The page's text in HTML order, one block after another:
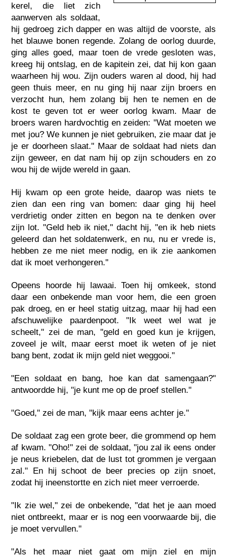
kerel, die liet zich
aanwerven als soldaat,
hij gedroeg zich dapper en was altijd de voorste, als
het blauwe bonen regende. Zolang de oorlog duurde,
ging alles goed, maar toen de vrede gesloten was,
kreeg hij ontslag, en de kapitein zei, dat hij kon gaan
waarheen hij wou. Zijn ouders waren al dood, hij had
geen thuis meer, en nu ging hij naar zijn broers en
verzocht hun, hem zolang bij hen te nemen en de
kost te geven tot er weer oorlog kwam. Maar de
broers waren hardvochtig en zeiden: "Wat moeten we
met jou? We kunnen je niet gebruiken, zie maar dat je
je er doorheen slaat." Maar de soldaat had niets dan
zijn geweer, en dat nam hij op zijn schouders en zo
wou hij de wijde wereld in gaan.
Hij kwam op een grote heide, daarop was niets te
zien dan een ring van bomen: daar ging hij heel
verdrietig onder zitten en begon na te denken over
zijn lot. "Geld heb ik niet," dacht hij, "en ik heb niets
geleerd dan het soldatenwerk, en nu, nu er vrede is,
hebben ze me niet meer nodig, en ik zie aankomen
dat ik moet verhongeren."
Opeens hoorde hij lawaai. Toen hij omkeek, stond
daar een onbekende man voor hem, die een groen
pak droeg, en er heel statig uitzag, maar hij had een
afschuwelijke paardenpoot. "Ik weet wel wat je
scheelt," zei de man, "geld en goed kun je krijgen,
zoveel je wilt, maar eerst moet ik weten of je niet
bang bent, zodat ik mijn geld niet weggooi."
"Een soldaat en bang, hoe kan dat samengaan?"
antwoordde hij, "je kunt me op de proef stellen."
"Goed," zei de man, "kijk maar eens achter je."
De soldaat zag een grote beer, die grommend op hem
af kwam. "Oho!" zei de soldaat, "jou zal ik eens onder
je neus kriebelen, dat de lust tot grommen je vergaan
zal." En hij schoot de beer precies op zijn snoet,
zodat hij ineenstortte en zich niet meer verroerde.
"Ik zie wel," zei de onbekende, "dat het je aan moed
niet ontbreekt, maar er is nog een voorwaarde bij, die
je moet vervullen."
"Als het maar niet gaat om mijn ziel en mijn